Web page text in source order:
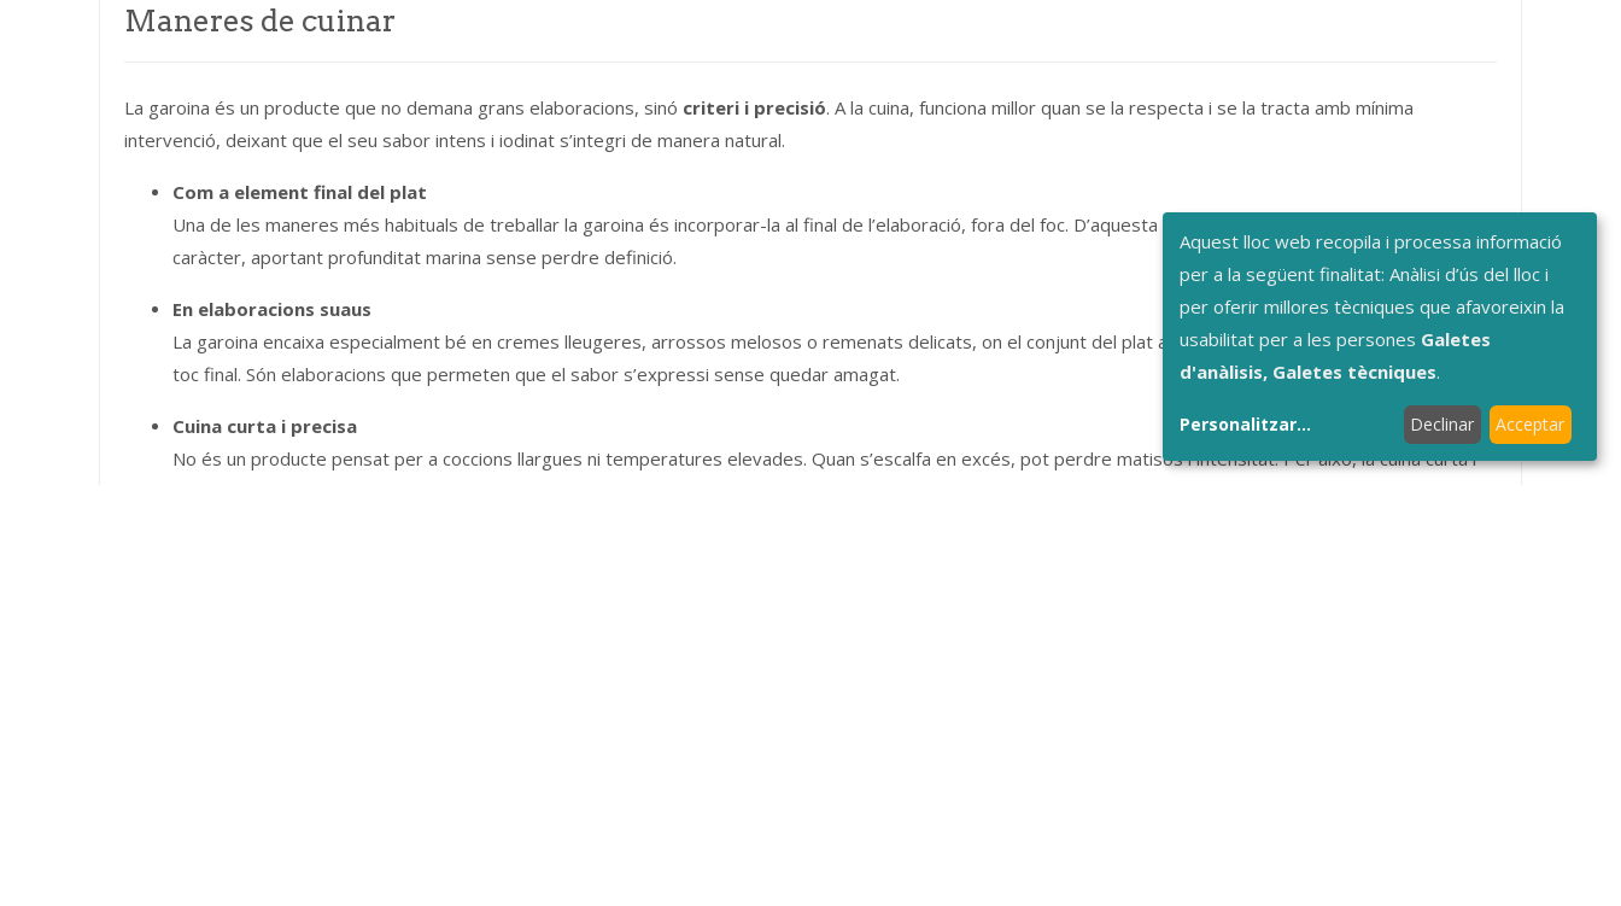
Maneres de cuinar
La garoina és un producte que no demana grans elaboracions, sinó criteri i precisió. A la cuina, funciona millor quan se la respecta i se la tracta amb mínima
intervenció, deixant que el seu sabor intens i iodinat s’integri de manera natural.
Com a element final del plat
Una de les maneres més habituals de treballar la garoina és incorporar-la al final de l’elaboració, fora del foc. D’aquesta manera, conserva la textura i el
caràcter, aportant profunditat marina sense perdre definició.
En elaboracions suaus
La garoina encaixa especialment bé en cremes lleugeres, arrossos melosos o remenats delicats, on el conjunt del plat actua com a base i el producte aporta el
toc final. Són elaboracions que permeten que el sabor s’expressi sense quedar amagat.
Cuina curta i precisa
No és un producte pensat per a coccions llargues ni temperatures elevades. Quan s’escalfa en excés, pot perdre matisos i intensitat. Per això, la cuina curta i
Aquest lloc web recopila i processa informació
per a la següent finalitat: Anàlisi d’ús del lloc i
per oferir millores tècniques que afavoreixin la
usabilitat per a les persones Galetes
d'anàlisis, Galetes tècniques.
Personalitzar... Declinar Acceptar